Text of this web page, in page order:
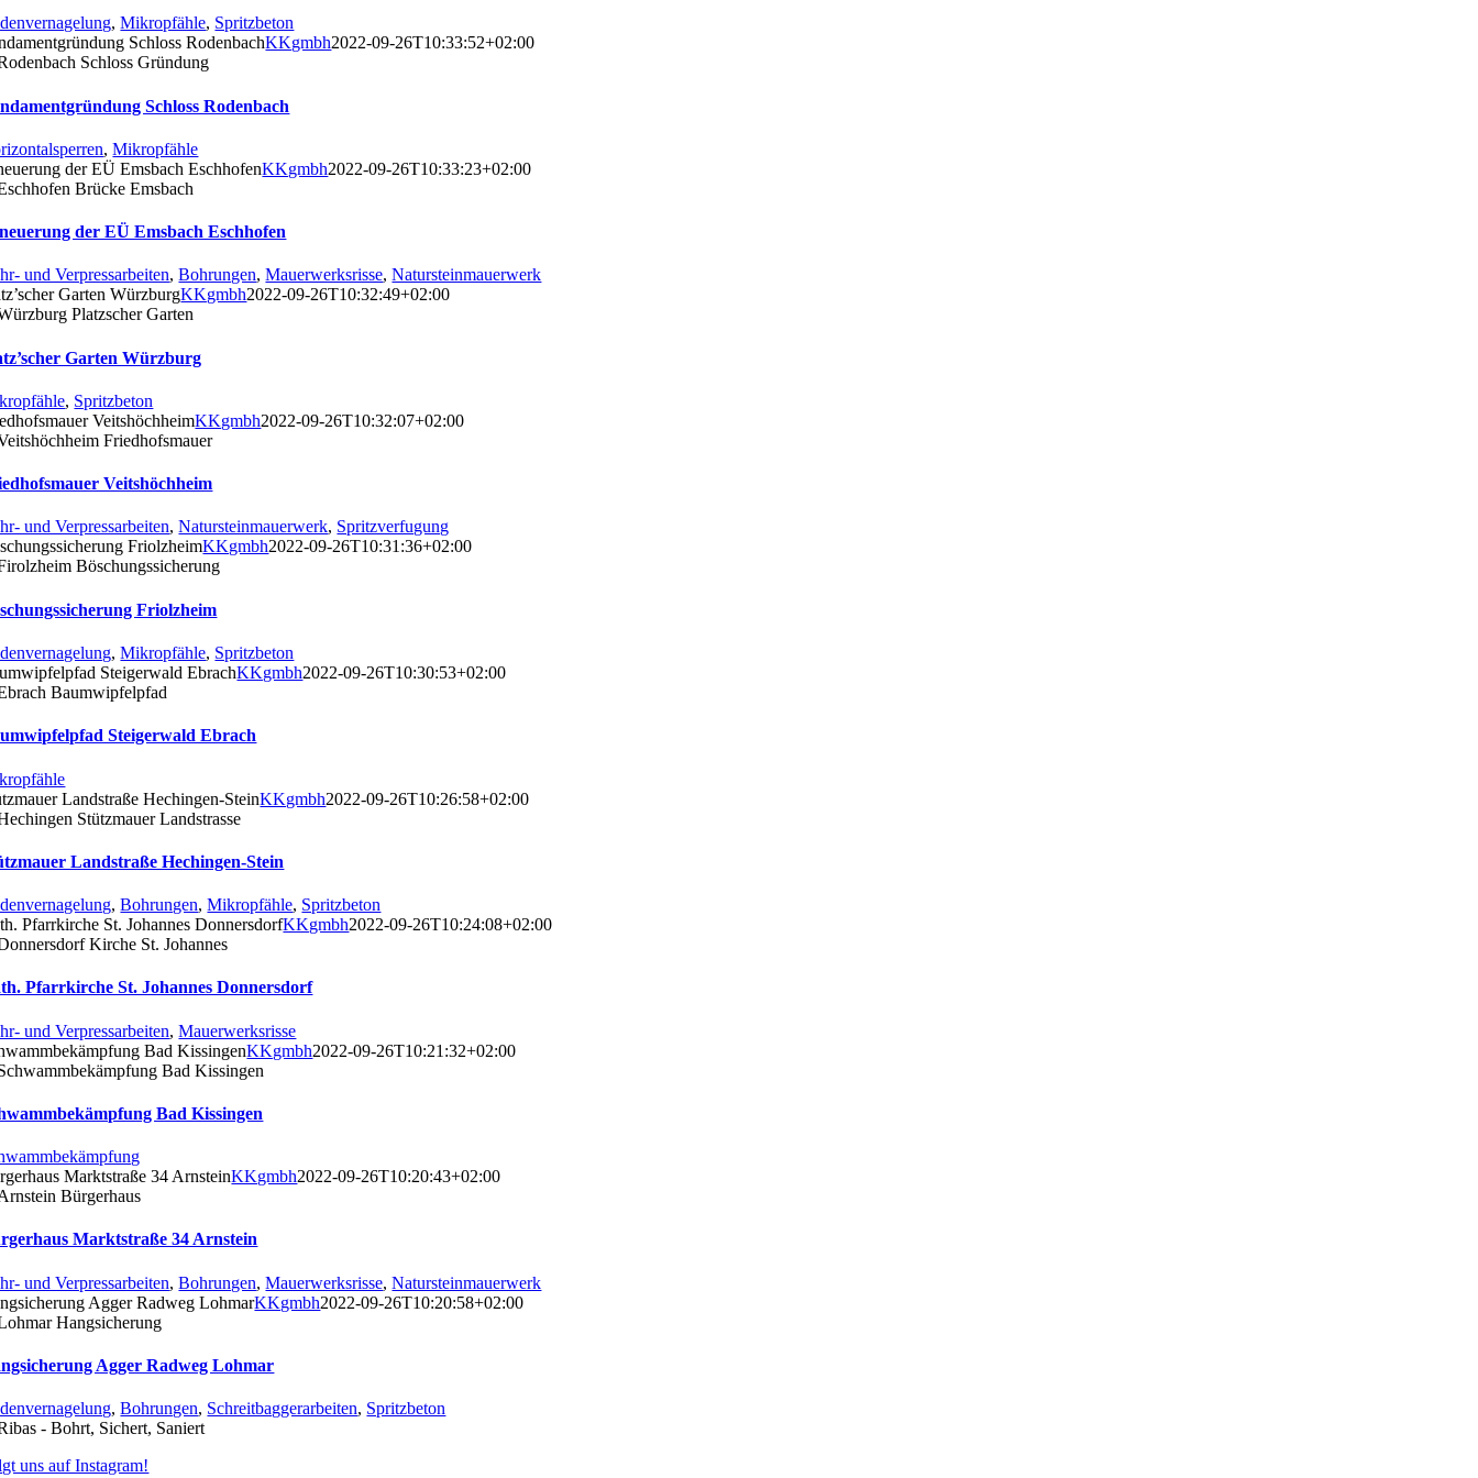
,Mikropfähle, Spritzbeton
Schloss RodenbachKKgmbh2022-09-26T10:33:52+02:00
Schloss Rodenbach
,Mikropfähle
der EÜ Emsbach EschhofenKKgmbh2022-09-26T10:33:23+02:00
der EÜ Emsbach Eschhofen
und Verpressarbeiten,Bohrungen,Mauerwerksrisse,Natursteinmauerwerk
Garten WürzburgKKgmbh2022-09-26T10:32:49+02:00
Garten Würzburg
, Spritzbeton
VeitshöchheimKKgmbh2022-09-26T10:32:07+02:00
Veitshöchheim
und Verpressarbeiten,Natursteinmauerwerk, Spritzverfugung
FriolzheimKKgmbh2022-09-26T10:31:36+02:00
Friolzheim
,Mikropfähle, Spritzbeton
Steigerwald EbrachKKgmbh2022-09-26T10:30:53+02:00
Steigerwald Ebrach
Landstraße Hechingen-SteinKKgmbh2022-09-26T10:26:58+02:00
Landstraße Hechingen-Stein
,Bohrungen,Mikropfähle, Spritzbeton
Pfarrkirche St. Johannes DonnersdorfKKgmbh2022-09-26T10:24:08+02:00
Pfarrkirche St. Johannes Donnersdorf
und Verpressarbeiten,Mauerwerksrisse
Bad KissingenKKgmbh2022-09-26T10:21:32+02:00
Bad Kissingen
Marktstraße 34 ArnsteinKKgmbh2022-09-26T10:20:43+02:00
Marktstraße 34 Arnstein
und Verpressarbeiten,Bohrungen,Mauerwerksrisse,Natursteinmauerwerk
Agger Radweg LohmarKKgmbh2022-09-26T10:20:58+02:00
Agger Radweg Lohmar
,Bohrungen, Schreitbaggerarbeiten, Spritzbeton
uns auf Instagram!